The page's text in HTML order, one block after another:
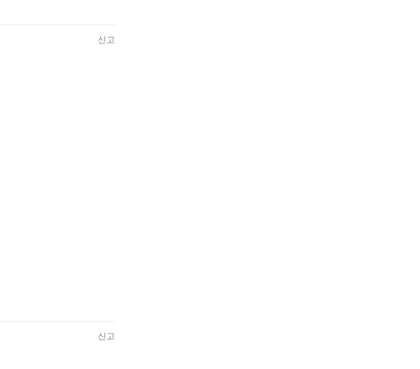
신고
신고